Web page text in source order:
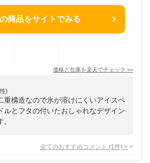
商品をサイトでみる
価格と在庫を楽天でチェック >>
)
重構造なので氷が溶けにくいアイスペ
ルとフタの付いたおしゃれなデザイン
全てのおすすめコメント (1 件) >